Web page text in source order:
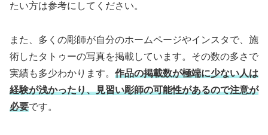
たい方は参考にしてください。
また、多くの彫師が自分のホームページやインスタで、施
術したタトゥーの写真を掲載しています。その数の多さで
実績も多少わかります。 作品の掲載数が極端に少ない人は
経験が浅かったり、見習い彫師の可能性があるので注意が
必要です。